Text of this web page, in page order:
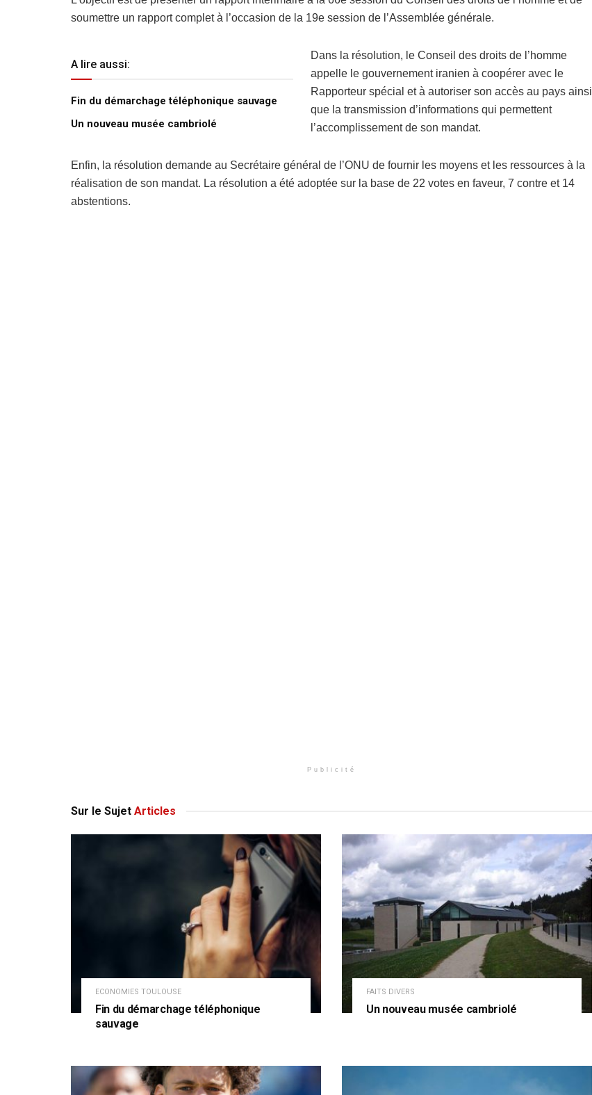
soumettre un rapport complet à l’occasion de la 19e session de l’Assemblée générale.
A lire aussi:
Fin du démarchage téléphonique sauvage
Un nouveau musée cambriolé
Dans la résolution, le Conseil des droits de l’homme
appelle le gouvernement iranien à coopérer avec le
Rapporteur spécial et à autoriser son accès au pays ainsi
que la transmission d’informations qui permettent
l’accomplissement de son mandat.
Enfin, la résolution demande au Secrétaire général de l’ONU de fournir les moyens et les ressources à la
réalisation de son mandat. La résolution a été adoptée sur la base de 22 votes en faveur, 7 contre et 14
abstentions.
Publicité
Sur le Sujet Articles
ECONOMIES TOULOUSE
Fin du démarchage téléphonique
sauvage
FAITS DIVERS
Un nouveau musée cambriolé